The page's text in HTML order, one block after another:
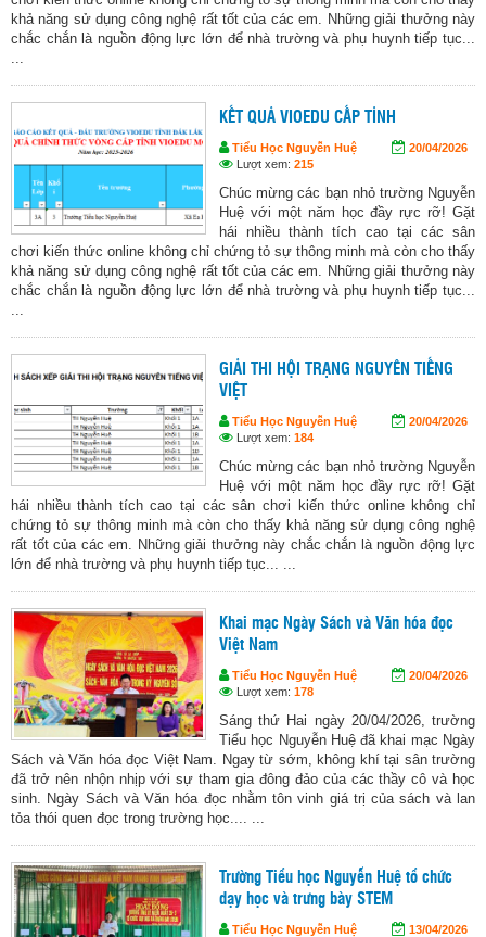
khả năng sử dụng công nghệ rất tốt của các em. Những giải thưởng này
chắc chắn là nguồn động lực lớn để nhà trường và phụ huynh tiếp tục...
KẾT QUẢ VIOEDU CẤP TỈNH
Tiểu Học Nguyễn Huệ
20/04/2026
Lượt xem: 215
Chúc mừng các bạn nhỏ trường Nguyễn
Huệ với một năm học đầy rực rỡ! Gặt
hái nhiều thành tích cao tại các sân
chơi kiến thức online không chỉ chứng tỏ sự thông minh mà còn cho thấy
khả năng sử dụng công nghệ rất tốt của các em. Những giải thưởng này
chắc chắn là nguồn động lực lớn để nhà trường và phụ huynh tiếp tục...
GIẢI THI HỘI TRẠNG NGUYÊN TIẾNG
VIỆT
Tiểu Học Nguyễn Huệ
20/04/2026
Lượt xem: 184
Chúc mừng các bạn nhỏ trường Nguyễn
Huệ với một năm học đầy rực rỡ! Gặt
hái nhiều thành tích cao tại các sân chơi kiến thức online không chỉ
chứng tỏ sự thông minh mà còn cho thấy khả năng sử dụng công nghệ
rất tốt của các em. Những giải thưởng này chắc chắn là nguồn động lực
lớn để nhà trường và phụ huynh tiếp tục... ...
Khai mạc Ngày Sách và Văn hóa đọc
Việt Nam
Tiểu Học Nguyễn Huệ
20/04/2026
Lượt xem: 178
Sáng thứ Hai ngày 20/04/2026, trường
Tiểu học Nguyễn Huệ đã khai mạc Ngày
Sách và Văn hóa đọc Việt Nam. Ngay từ sớm, không khí tại sân trường
đã trở nên nhộn nhịp với sự tham gia đông đảo của các thầy cô và học
sinh. Ngày Sách và Văn hóa đọc nhằm tôn vinh giá trị của sách và lan
tỏa thói quen đọc trong trường học.... ...
Trường Tiểu học Nguyễn Huệ tổ chức
dạy học và trưng bày STEM
Tiểu Học Nguyễn Huệ
13/04/2026